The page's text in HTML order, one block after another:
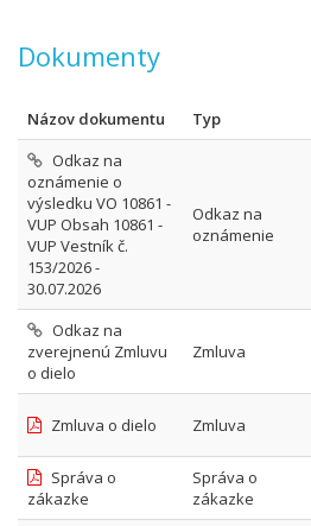
Dokumenty
Názov dokumentu Typ
Odkaz na
oznámenie o
výsledku VO 10861 -
VUP Obsah 10861 -
VUP Vestník č.
153/2026 -
30.07.2026
Odkaz na
oznámenie
Odkaz na
zverejnenú Zmluvu
o dielo
Zmluva
Zmluva o dielo Zmluva
Správa o
zákazke
Správa o
zákazke